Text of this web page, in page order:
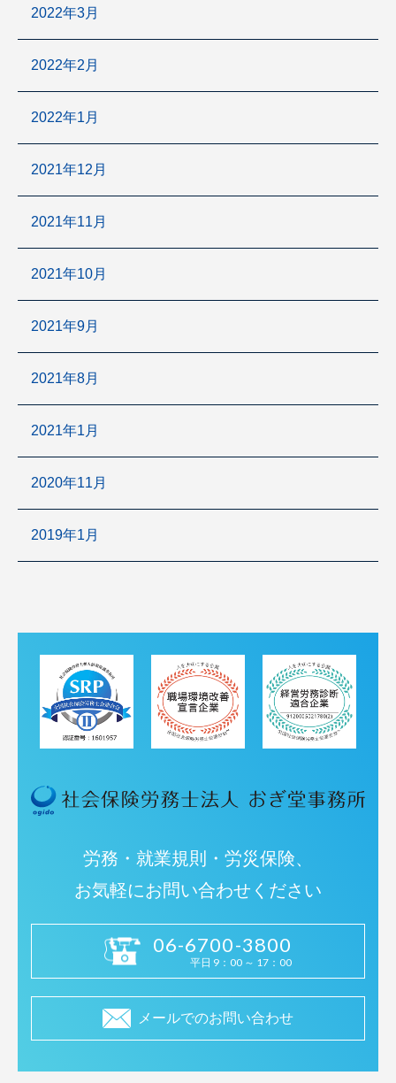
2022年3月
2022年2月
2022年1月
2021年12月
2021年11月
2021年10月
2021年9月
2021年8月
2021年1月
2020年11月
2019年1月
労務・就業規則・労災保険、
お気軽にお問い合わせください
06-6700-3800
平日 9：00 ～ 17：00
メールでのお問い合わせ